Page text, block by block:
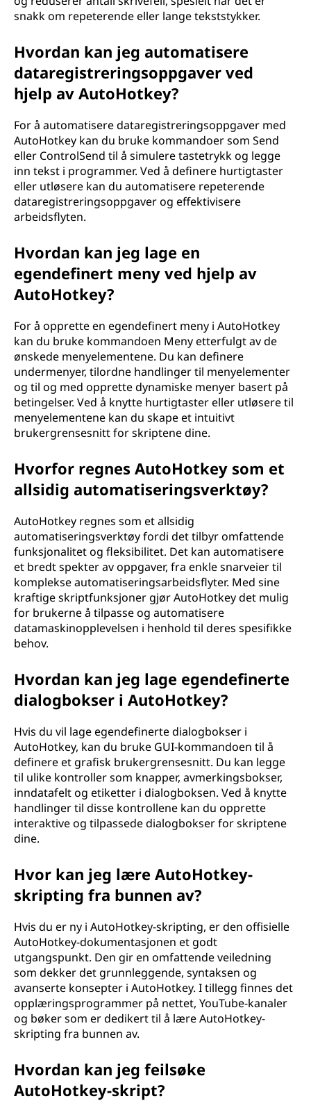
snakk om repeterende eller lange tekststykker.
Hvordan kan jeg automatisere
dataregistreringsoppgaver ved
hjelp av AutoHotkey?
For å automatisere dataregistreringsoppgaver med
AutoHotkey kan du bruke kommandoer som Send
eller ControlSend til å simulere tastetrykk og legge
inn tekst i programmer. Ved å definere hurtigtaster
eller utløsere kan du automatisere repeterende
dataregistreringsoppgaver og effektivisere
arbeidsflyten.
Hvordan kan jeg lage en
egendefinert meny ved hjelp av
AutoHotkey?
For å opprette en egendefinert meny i AutoHotkey
kan du bruke kommandoen Meny etterfulgt av de
ønskede menyelementene. Du kan definere
undermenyer, tilordne handlinger til menyelementer
og til og med opprette dynamiske menyer basert på
betingelser. Ved å knytte hurtigtaster eller utløsere til
menyelementene kan du skape et intuitivt
brukergrensesnitt for skriptene dine.
Hvorfor regnes AutoHotkey som et
allsidig automatiseringsverktøy?
AutoHotkey regnes som et allsidig
automatiseringsverktøy fordi det tilbyr omfattende
funksjonalitet og fleksibilitet. Det kan automatisere
et bredt spekter av oppgaver, fra enkle snarveier til
komplekse automatiseringsarbeidsflyter. Med sine
kraftige skriptfunksjoner gjør AutoHotkey det mulig
for brukerne å tilpasse og automatisere
datamaskinopplevelsen i henhold til deres spesifikke
behov.
Hvordan kan jeg lage egendefinerte
dialogbokser i AutoHotkey?
Hvis du vil lage egendefinerte dialogbokser i
AutoHotkey, kan du bruke GUI-kommandoen til å
definere et grafisk brukergrensesnitt. Du kan legge
til ulike kontroller som knapper, avmerkingsbokser,
inndatafelt og etiketter i dialogboksen. Ved å knytte
handlinger til disse kontrollene kan du opprette
interaktive og tilpassede dialogbokser for skriptene
dine.
Hvor kan jeg lære AutoHotkey-
skripting fra bunnen av?
Hvis du er ny i AutoHotkey-skripting, er den offisielle
AutoHotkey-dokumentasjonen et godt
utgangspunkt. Den gir en omfattende veiledning
som dekker det grunnleggende, syntaksen og
avanserte konsepter i AutoHotkey. I tillegg finnes det
opplæringsprogrammer på nettet, YouTube-kanaler
og bøker som er dedikert til å lære AutoHotkey-
skripting fra bunnen av.
Hvordan kan jeg feilsøke
AutoHotkey-skript?